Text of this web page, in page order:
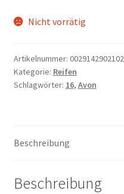
Nicht vorrätig
Artikelnummer: 0029142902102
Kategorie: Reifen
Schlagwörter: 16, Avon
Beschreibung
Beschreibung